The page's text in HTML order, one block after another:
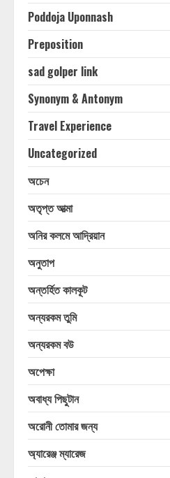
Poddoja Uponnash
Preposition
sad golper link
Synonym & Antonym
Travel Experience
Uncategorized
অচেন
অতৃপ্ত আত্মা
অনির কলমে আদ্রিয়ান
অনুতাপ
অন্তর্হিত কালকূট
অন্যরকম তুমি
অন্যরকম বউ
অপেক্ষা
অবাধ্য পিছুটান
অরোনী তোমার জন্য
অ্যারেঞ্জ ম্যারেজ